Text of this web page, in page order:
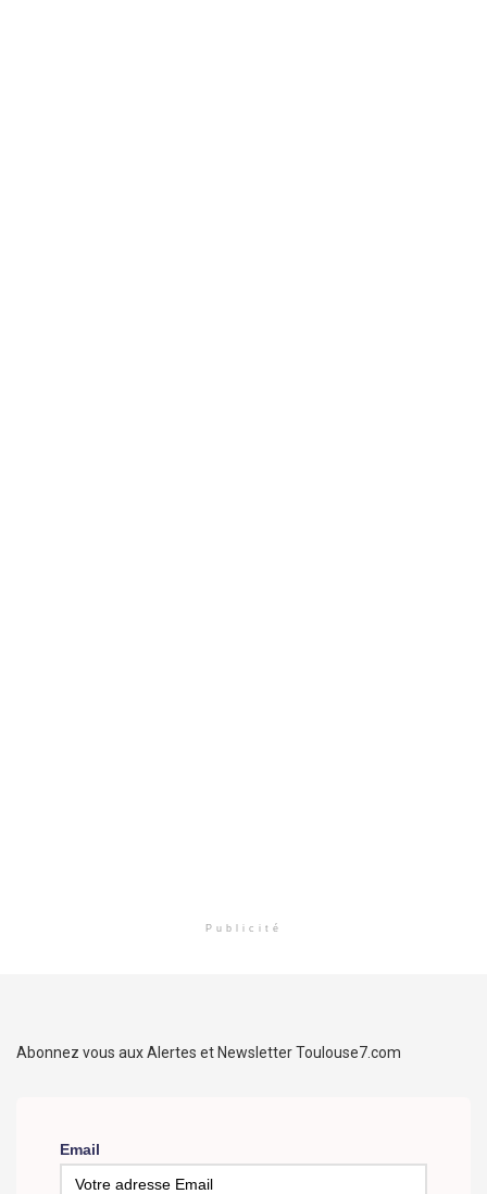
Publicité
Abonnez vous aux Alertes et Newsletter Toulouse7.com
Email